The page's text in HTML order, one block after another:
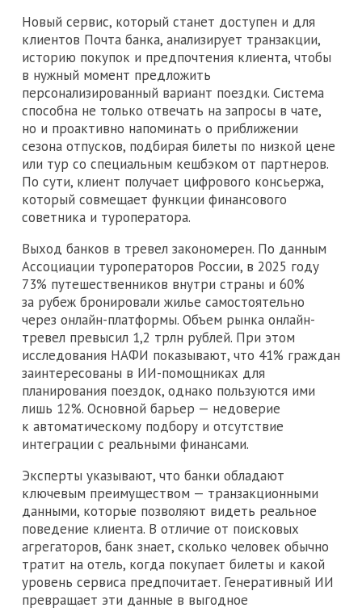
Новый сервис, который станет доступен и для
клиентов Почта банка, анализирует транзакции,
историю покупок и предпочтения клиента, чтобы
в нужный момент предложить
персонализированный вариант поездки. Система
способна не только отвечать на запросы в чате,
но и проактивно напоминать о приближении
сезона отпусков, подбирая билеты по низкой цене
или тур со специальным кешбэком от партнеров.
По сути, клиент получает цифрового консьержа,
который совмещает функции финансового
советника и туроператора.
Выход банков в тревел закономерен. По данным
Ассоциации туроператоров России, в 2025 году
73% путешественников внутри страны и 60%
за рубеж бронировали жилье самостоятельно
через онлайн-платформы. Объем рынка онлайн-
тревел превысил 1,2 трлн рублей. При этом
исследования НАФИ показывают, что 41% граждан
заинтересованы в ИИ-помощниках для
планирования поездок, однако пользуются ими
лишь 12%. Основной барьер — недоверие
к автоматическому подбору и отсутствие
интеграции с реальными финансами.
Эксперты указывают, что банки обладают
ключевым преимуществом — транзакционными
данными, которые позволяют видеть реальное
поведение клиента. В отличие от поисковых
агрегаторов, банк знает, сколько человек обычно
тратит на отель, когда покупает билеты и какой
уровень сервиса предпочитает. Генеративный ИИ
превращает эти данные в выгодное